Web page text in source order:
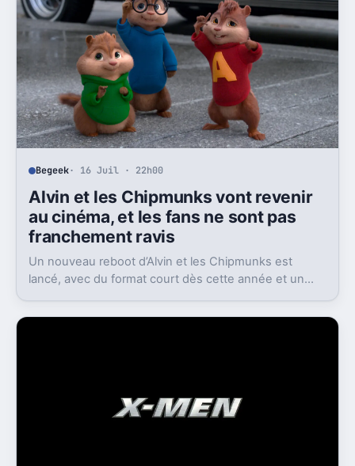
Begeek· 16 Juil · 22h00
Alvin et les Chipmunks vont revenir
au cinéma, et les fans ne sont pas
franchement ravis
Un nouveau reboot d’Alvin et les Chipmunks est
lancé, avec du format court dès cette année et un
du public.